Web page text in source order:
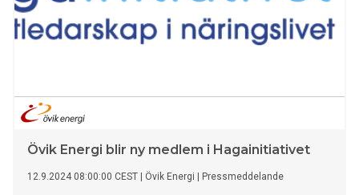
Övik Energi blir ny medlem i Hagainitiativet
12.9.2024 08:00:00 CEST Övik Energi Pressmeddelande